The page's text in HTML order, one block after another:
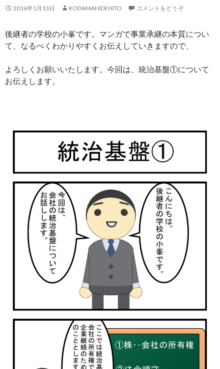
2016年1月13日 KODAMAHIDEHITO コメントをどうぞ
後継者の学校の小峯です。マンガで事業承継の本質につい
て、なるべくわかりやすくお伝えしていきますので、
よろしくお願いいたします。今回は、統治基盤①について
お伝えします。